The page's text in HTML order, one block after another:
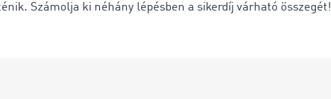
Számolja ki néhány lépésben a sikerdíj várható összegét!